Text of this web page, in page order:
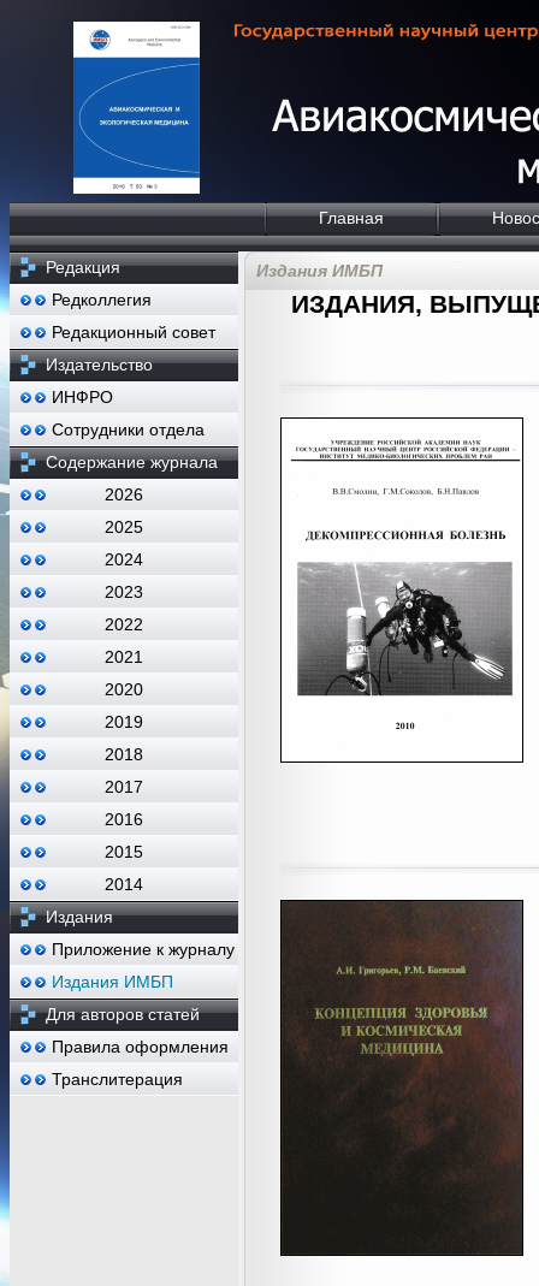
Главная
Редакция
Редколлегия
Редакционный совет
Издательство
ИНФРО
Сотрудники отдела
Содержание журнала
2026
2025
2024
2023
2022
2021
2020
2019
2018
2017
2016
2015
2014
Издания
Приложение к журналу
Издания ИМБП
Для авторов статей
Правила оформления
Транслитерация
Издания ИМБП
ИЗДАНИЯ,